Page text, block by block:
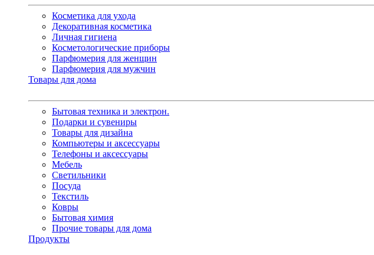
Косметика для ухода
Декоративная косметика
Личная гигиена
Косметологические приборы
Парфюмерия для женщин
Парфюмерия для мужчин
Товары для дома
Бытовая техника и электрон.
Подарки и сувениры
Товары для дизайна
Компьютеры и аксессуары
Телефоны и аксессуары
Мебель
Светильники
Посуда
Текстиль
Ковры
Бытовая химия
Прочие товары для дома
Продукты